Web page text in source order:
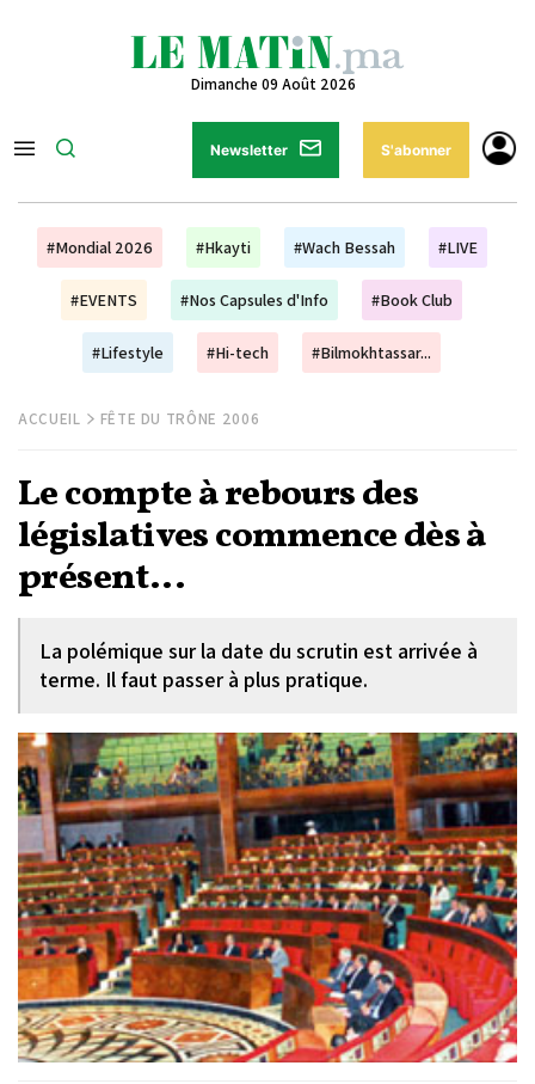
Dimanche 09 Août 2026
Newsletter S'abonner
#Mondial 2026 #Hkayti #Wach Bessah #LIVE
#EVENTS #Nos Capsules d'Info #Book Club
#Lifestyle #Hi-tech #Bilmokhtassar...
ACCUEIL FÊTE DU TRÔNE 2006
Le compte à rebours des
législatives commence dès à
présent...
La polémique sur la date du scrutin est arrivée à
terme. Il faut passer à plus pratique.